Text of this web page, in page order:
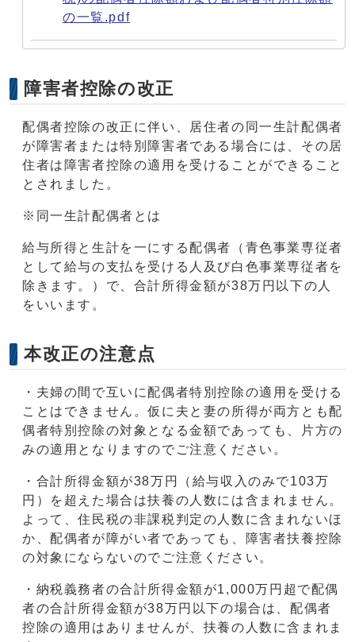
の一覧.pdf
障害者控除の改正
配偶者控除の改正に伴い、居住者の同一生計配偶者
が障害者または特別障害者である場合には、その居
住者は障害者控除の適用を受けることができること
とされました。
※同一生計配偶者とは
給与所得と生計を一にする配偶者（青色事業専従者
として給与の支払を受ける人及び白色事業専従者を
除きます。）で、合計所得金額が38万円以下の人
をいいます。
本改正の注意点
・夫婦の間で互いに配偶者特別控除の適用を受ける
ことはできません。仮に夫と妻の所得が両方とも配
偶者特別控除の対象となる金額であっても、片方の
みの適用となりますのでご注意ください。
・合計所得金額が38万円（給与収入のみで103万
円）を超えた場合は扶養の人数には含まれません。
よって、住民税の非課税判定の人数に含まれないほ
か、配偶者が障がい者であっても、障害者扶養控除
の対象にならないのでご注意ください。
・納税義務者の合計所得金額が1,000万円超で配偶
者の合計所得金額が38万円以下の場合は、配偶者
控除の適用はありませんが、扶養の人数に含まれま